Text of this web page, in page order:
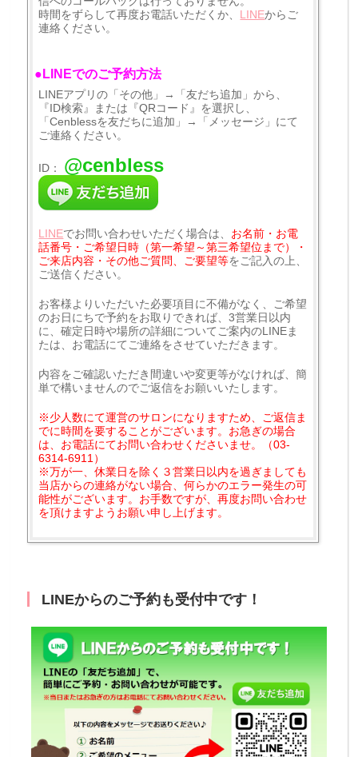
時間をずらして再度お電話いただくか、 LINEからご
連絡ください。
●LINEでのご予約方法
LINEアプリの「その他」→「友だち追加」から、
『ID検索』または『QRコード』を選択し、
「Cenblessを友だちに追加」→「メッセージ」にて
ご連絡ください。
ID： @cenbless
LINEでお問い合わせいただく場合は、 お名前・お電
話番号・ご希望日時（第一希望～第三希望位まで）・
ご来店内容・その他ご質問、ご要望等をご記入の上、
ご送信ください。
お客様よりいただいた必要項目に不備がなく、ご希望
のお日にちで予約をお取りできれば、3営業日以内
に、確定日時や場所の詳細についてご案内のLINEま
たは、お電話にてご連絡をさせていただきます。
内容をご確認いただき間違いや変更等がなければ、簡
単で構いませんのでご返信をお願いいたします。
※少人数にて運営のサロンになりますため、ご返信ま
でに時間を要することがございます。お急ぎの場合
は、お電話にてお問い合わせくださいませ。（03-
6314-6911）
※万が一、休業日を除く３営業日以内を過ぎましても
当店からの連絡がない場合、何らかのエラー発生の可
能性がございます。お手数ですが、再度お問い合わせ
を頂けますようお願い申し上げます。
LINEからのご予約も受付中です！